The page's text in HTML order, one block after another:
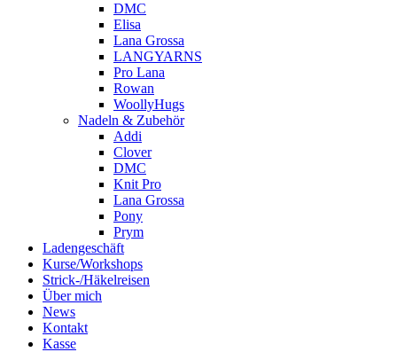
DMC
Elisa
Lana Grossa
LANGYARNS
Pro Lana
Rowan
WoollyHugs
Nadeln & Zubehör
Addi
Clover
DMC
Knit Pro
Lana Grossa
Pony
Prym
Ladengeschäft
Kurse/Workshops
Strick-/Häkelreisen
Über mich
News
Kontakt
Kasse